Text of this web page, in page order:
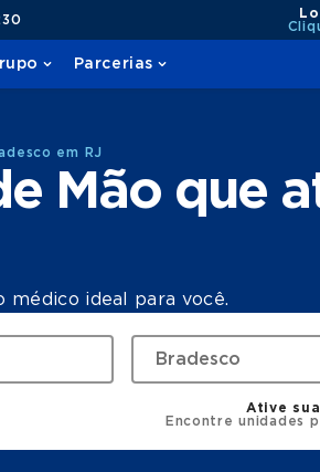
Parcerias
em RJ
Mão que
médico ideal para você.
Ative
Encontre unidades